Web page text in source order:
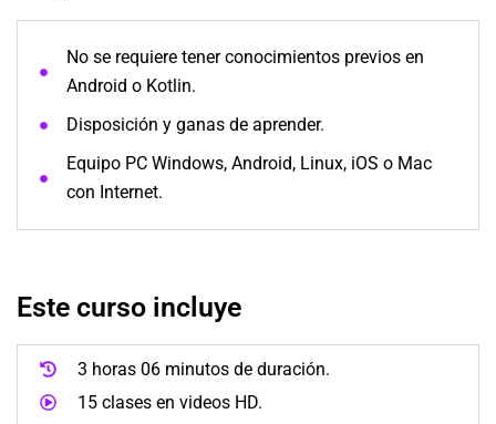
No se requiere tener conocimientos previos en
Android o Kotlin.
Disposición y ganas de aprender.
Equipo PC Windows, Android, Linux, iOS o Mac
con Internet.
Este curso incluye
3 horas 06 minutos de duración.
15 clases en videos HD.